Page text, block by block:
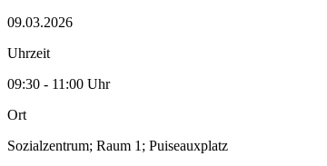
09.03.2026
Uhrzeit
09:30 - 11:00 Uhr
Ort
Sozialzentrum; Raum 1; Puiseauxplatz